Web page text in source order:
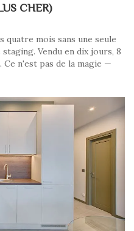
CHER)
quatre mois sans une seule
Vendu en dix jours, 8
n'est pas de la magie —